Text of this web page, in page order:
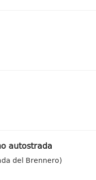
autostrada
del Brennero)